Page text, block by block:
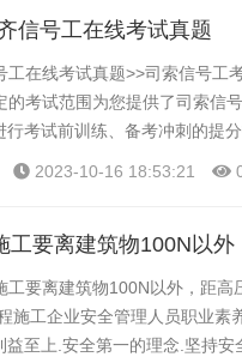
信号工在线考试真题
在线考试真题>>司索信号工
的考试范围为您提供了司索信
行考试前训练、备考冲刺的提
题等功能,大家可以在这里了
2023-10-16 18:53:21
要离建筑物100N以外
工要离建筑物100N以外，距
施工企业安全管理人员职业
益至上.安全第一的理念.坚持